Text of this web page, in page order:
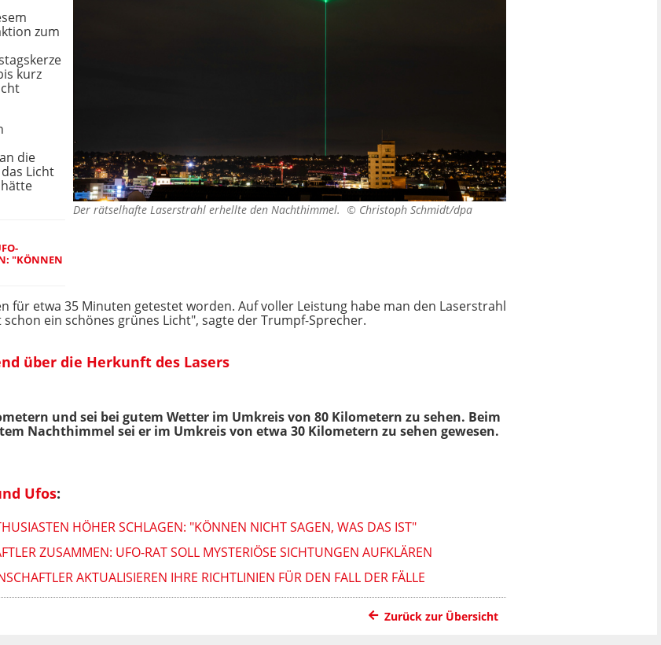
Der rätselhafte Laserstrahl erhellte den Nachthimmel. © Christoph Schmidt/dpa
zum
kurz
die
Licht
"KÖNNEN
für etwa 35 Minuten getestet worden. Auf voller Leistung habe man den Laserstrahl
ein schönes grünes Licht", sagte der Trumpf-Sprecher.
über die Herkunft des Lasers
und sei bei gutem Wetter im Umkreis von 80 Kilometern zu sehen. Beim
Nachthimmel sei er im Umkreis von etwa 30 Kilometern zu sehen gewesen.
Ufos:
HÖHER SCHLAGEN: "KÖNNEN NICHT SAGEN, WAS DAS IST"
ZUSAMMEN: UFO-RAT SOLL MYSTERIÖSE SICHTUNGEN AUFKLÄREN
AKTUALISIEREN IHRE RICHTLINIEN FÜR DEN FALL DER FÄLLE
Zurück zur Übersicht